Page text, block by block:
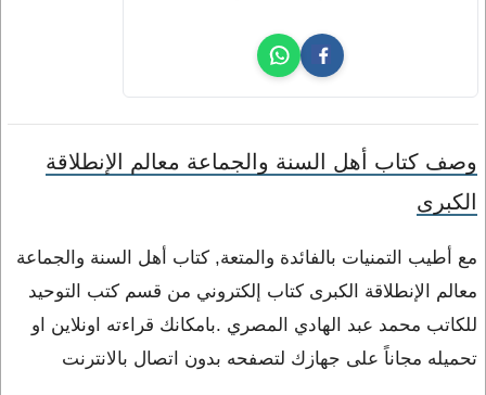
وصف كتاب أهل السنة والجماعة معالم الإنطلاقة
الكبرى
مع أطيب التمنيات بالفائدة والمتعة, كتاب أهل السنة والجماعة
معالم الإنطلاقة الكبرى كتاب إلكتروني من قسم كتب التوحيد
للكاتب محمد عبد الهادي المصري .بامكانك قراءته اونلاين او
تحميله مجاناً على جهازك لتصفحه بدون اتصال بالانترنت